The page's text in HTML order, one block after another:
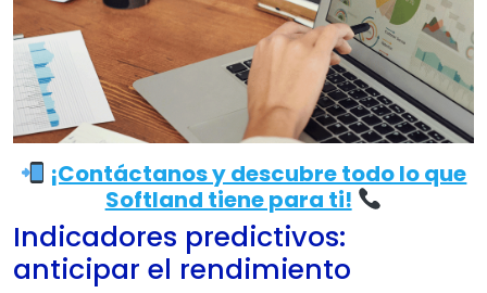
¡Contáctanos y descubre todo lo que
Softland tiene para ti!
Indicadores predictivos:
anticipar el rendimiento